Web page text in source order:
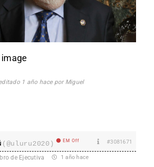
1 año hace por Miguel
(@uluru2020) EM Off #3081671
de Ejecutiva 1 año hace